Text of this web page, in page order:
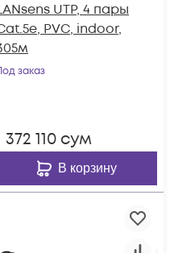
UTP, 4 пары
PVC, indoor,
заказ
372 110 сум
В корзину